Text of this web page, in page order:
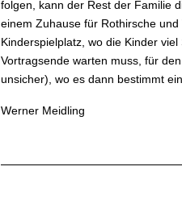
folgen, kann der Rest der Familie
einem Zuhause für Rothirsche
Kinderspielplatz, wo die Kinder
Vortragsende warten muss, für
unsicher), wo es dann bestimmt
Werner Meidling